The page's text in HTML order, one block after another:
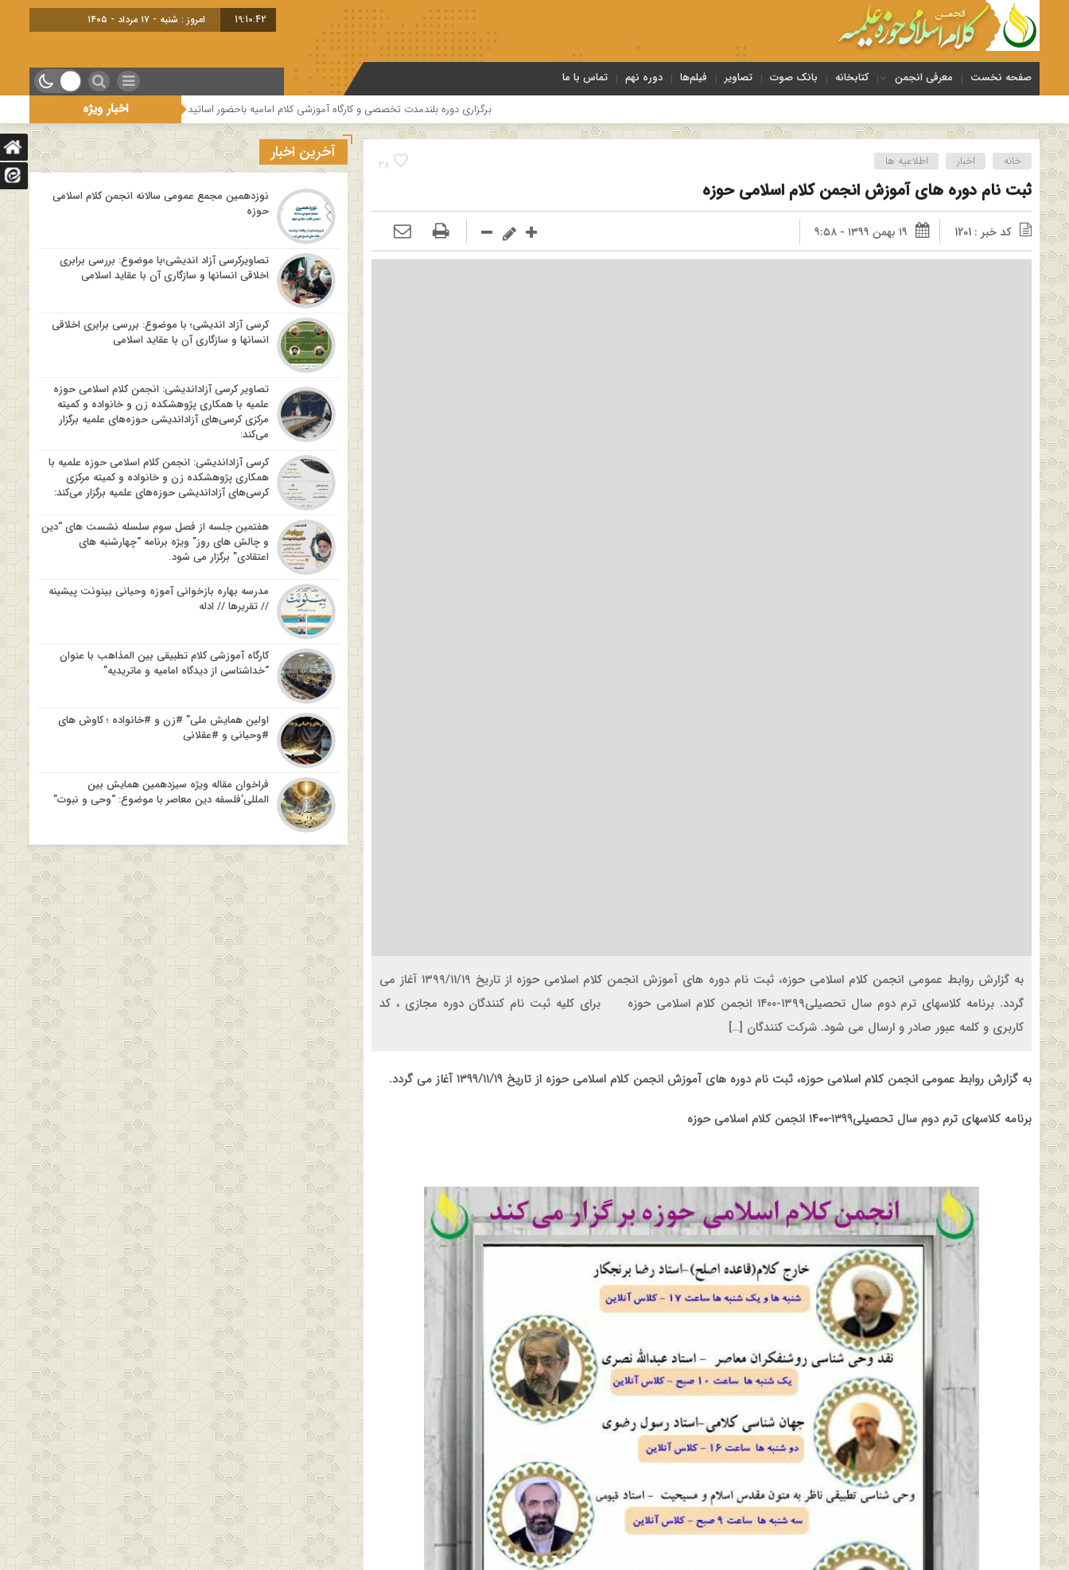
19:10:43 امروز : شنبه - ۱۷ مرداد - ۱۴۰۵
صفحه نخست معرفی انجمن کتابخانه بانک صوت تصاویر فیلم‌ها دوره نهم تماس با ما
اخبار ویژه برگزاری دوره بلندمدت تخصصی و کارگاه آموزشی کلام امامیه باحضور اساتید درس خارج کلام و اساتید حوزه و دانشگاه هفتمین جلسه از فصل
38 خانه اخبار اطلاعیه ها
ثبت نام دوره های آموزش انجمن کلام اسلامی حوزه
کد خبر : 1201 ۱۹ بهمن ۱۳۹۹ - ۹:۵۸
به گزارش روابط عمومی انجمن کلام اسلامی حوزه، ثبت نام دوره های آموزش انجمن کلام اسلامی حوزه از تاریخ ۱۳۹۹/۱۱/۱۹ آغاز می
گردد. برنامه کلاسهای ترم دوم سال تحصیلی۱۳۹۹-۱۴۰۰ انجمن کلام اسلامی حوزه برای کلیه ثبت نام کنندگان دوره مجازی ، کد
کاربری و کلمه عبور صادر و ارسال می شود. شرکت کنندگان […]
به گزارش روابط عمومی انجمن کلام اسلامی حوزه، ثبت نام دوره های آموزش انجمن کلام اسلامی حوزه از تاریخ ۱۳۹۹/۱۱/۱۹ آغاز می گردد .
برنامه کلاسهای ترم دوم سال تحصیلی۱۳۹۹-۱۴۰۰ انجمن کلام اسلامی حوزه
آخرین اخبار
نوزدهمین مجمع عمومی سالانه انجمن کلام اسلامی
حوزه
تصاویرکرسی آزاد اندیشی؛با موضوع: بررسی برابری
اخلاقی انسانها و سازگاری آن با عقاید اسلامی
کرسی آزاد اندیشی؛ با موضوع: بررسی برابری اخلاقی
انسانها و سازگاری آن با عقاید اسلامی
تصاویر کرسی آزاداندیشی: انجمن کلام اسلامی حوزه
علمیه با همکاری پژوهشکده زن و خانواده و کمیته
مرکزی کرسی‌های آزاداندیشی حوزه‌های علمیه برگزار
می‌کند:
کرسی آزاداندیشی: انجمن کلام اسلامی حوزه علمیه با
همکاری پژوهشکده زن و خانواده و کمیته مرکزی
کرسی‌های آزاداندیشی حوزه‌های علمیه برگزار می‌کند:
هفتمین جلسه از فصل سوم سلسله نشست های “دین
و چالش های روز” ویژه برنامه “چهارشنبه های
اعتقادی” برگزار می شود.
مدرسه بهاره بازخوانی آموزه وحیانی بینونت پیشینه
// تقریرها // ادله
کارگاه آموزشی کلام تطبیقی بین المذاهب با عنوان
“خداشناسی از دیدگاه امامیه و ماتریدیه”
اولین همایش ملی” #زن و #خانواده ؛ کاوش های
#وحیانی و #عقلانی
فراخوان مقاله ویژه سیزدهمین همایش بین
المللی’فلسفه دین معاصر با موضوع: “وحی و نبوت”